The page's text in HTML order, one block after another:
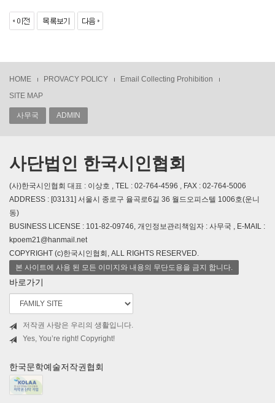
HOME PROVACY POLICY
Email Collecting Prohibition
SITE MAP
사무국 ADMIN
사단법인 한국시인협회
(사)한국시인협회 대표 : 이상호 , TEL : 02-764-4596 , FAX : 02-764-5006
ADDRESS : [03131] 서울시 종로구 율곡로6길 36 월드오피스텔 1006호(운니
동)
BUSINESS LICENSE : 101-82-09746, 개인정보관리책임자 : 사무국 , E-MAIL :
kpoem21@hanmail.net
COPYRIGHT (c)한국시인협회, ALL RIGHTS RESERVED.
본 사이트에 사용 된 모든 이미지와 내용의 무단도용을 금지 합니다.
바로가기
저작권 사랑은 우리의 생활입니다.
Yes, You’re right! Copyright!
한국문학예술저작권협회